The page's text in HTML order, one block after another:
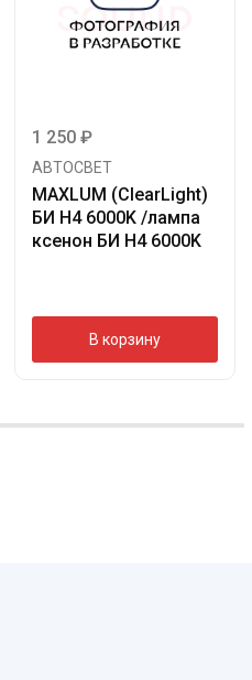
1 250 ₽
АВТОСВЕТ
MAXLUM (ClearLight)
БИ H4 6000K /лампа
ксенон БИ H4 6000K
В корзину